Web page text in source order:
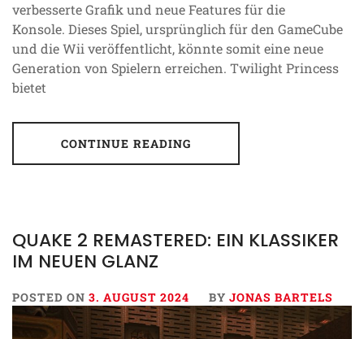
verbesserte Grafik und neue Features für die
Konsole. Dieses Spiel, ursprünglich für den GameCube
und die Wii veröffentlicht, könnte somit eine neue
Generation von Spielern erreichen. Twilight Princess
bietet
CONTINUE READING
QUAKE 2 REMASTERED: EIN KLASSIKER
IM NEUEN GLANZ
POSTED ON 3. AUGUST 2024 BY JONAS BARTELS